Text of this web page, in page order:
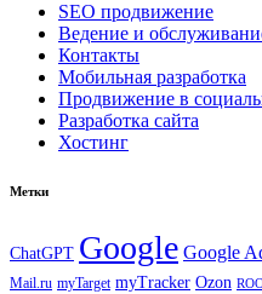
SEO продвижение
Ведение и
Контакты
Мобильная разработка
Продвижение в
Разработка сайта
Хостинг
Метки
ChatGPT Google Google
Mail.ru myTarget myTracker Ozon